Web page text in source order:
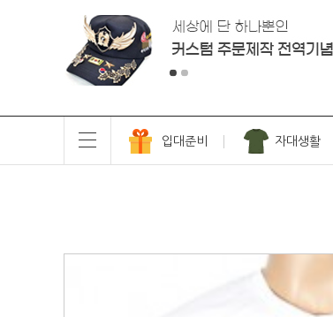
입대준비 자대생활